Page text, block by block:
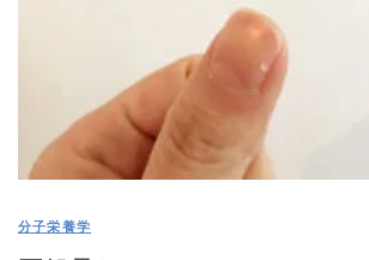
分子栄養学